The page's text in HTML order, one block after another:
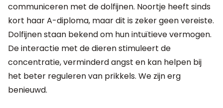
communiceren met de dolfijnen. Noortje heeft sinds
kort haar A-diploma, maar dit is zeker geen vereiste.
Dolfijnen staan bekend om hun intuïtieve vermogen.
De interactie met de dieren stimuleert de
concentratie, verminderd angst en kan helpen bij
het beter reguleren van prikkels. We zijn erg
benieuwd.